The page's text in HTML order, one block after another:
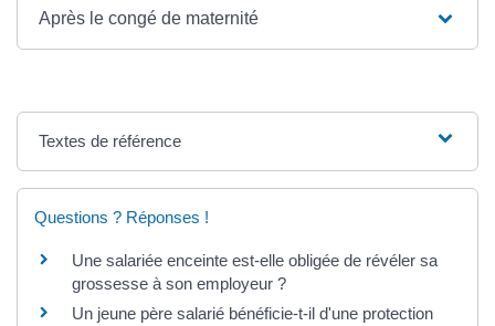
Après le congé de maternité
Textes de référence
Questions ? Réponses !
Une salariée enceinte est-elle obligée de révéler sa
grossesse à son employeur ?
Un jeune père salarié bénéficie-t-il d'une protection